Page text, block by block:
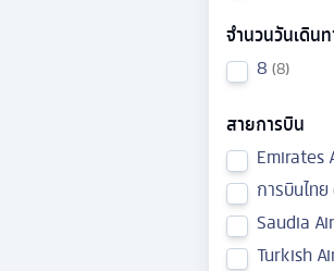
จำนวนวันเดิน
8 8
สายการบิน
Emirates
การบินไทย
Saudia
Turkish